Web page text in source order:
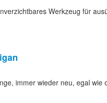
Werkzeug für
immer wieder neu, egal